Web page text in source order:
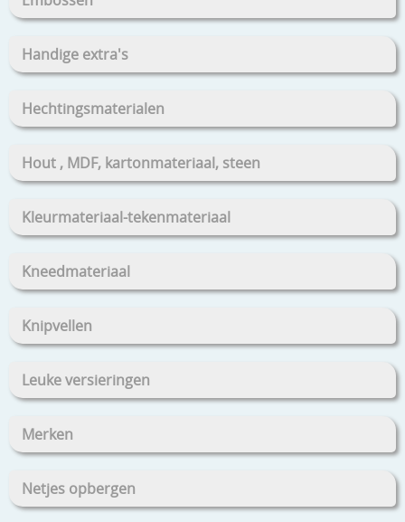
Handige extra's
Hechtingsmaterialen
Hout , MDF, kartonmateriaal, steen
Kleurmateriaal-tekenmateriaal
Kneedmateriaal
Knipvellen
Leuke versieringen
Merken
Netjes opbergen